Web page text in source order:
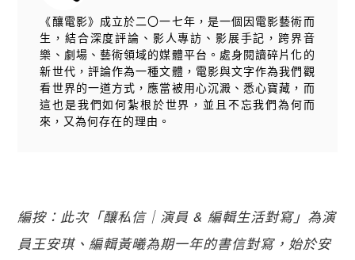
《釀電影》成立於二〇一七年，是一個因電影藝術而
生，結合深度評論、影人專訪、影展手記，跨界音
樂、劇場、藝術領域的媒體平台。處身閱讀碎片化的
新世代，評論作為一種文體，電影與文字作為我們觀
看世界的一道方式，應當被用心沉澱、悉心寶藏，而
這也是我們如何紮根於世界，並且不忘我們為何而
來，又為何存在的理由。
編按：此次「釀私信｜演員 & 編輯生活對寫」為演
員王安琪、編輯黃曦為期一年的書信對寫，始於安